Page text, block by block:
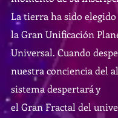
La tierra ha sido
la Gran Unificación
Universal. Cuando
nuestra conciencia del
sistema despertará y
el Gran Fractal del